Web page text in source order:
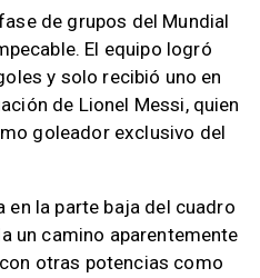
de grupos del Mundial
El equipo logró
y solo recibió uno en
de Lionel Messi, quien
goleador exclusivo del
en la parte baja del cuadro
un camino aparentemente
otras potencias como